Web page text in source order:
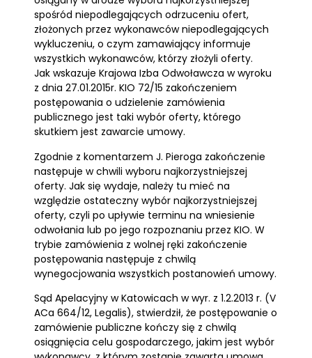
spośród niepodlegających odrzuceniu ofert,
złożonych przez wykonawców niepodlegających
wykluczeniu, o czym zamawiający informuje
wszystkich wykonawców, którzy złożyli oferty.
Jak wskazuje Krajowa Izba Odwoławcza w wyroku
z dnia 27.01.2015r. KIO 72/15 zakończeniem
postępowania o udzielenie zamówienia
publicznego jest taki wybór oferty, którego
skutkiem jest zawarcie umowy.
Zgodnie z komentarzem J. Pieroga zakończenie
następuje w chwili wyboru najkorzystniejszej
oferty. Jak się wydaje, należy tu mieć na
względzie ostateczny wybór najkorzystniejszej
oferty, czyli po upływie terminu na wniesienie
odwołania lub po jego rozpoznaniu przez KIO. W
trybie zamówienia z wolnej ręki zakończenie
postępowania następuje z chwilą
wynegocjowania wszystkich postanowień umowy.
Sąd Apelacyjny w Katowicach w wyr. z 1.2.2013 r. (V
ACa 664/12, Legalis), stwierdził, że postępowanie o
zamówienie publiczne kończy się z chwilą
osiągnięcia celu gospodarczego, jakim jest wybór